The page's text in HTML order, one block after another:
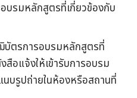
บรมหลักสูตรที่เกี่ยวข้องกับ
บัตรการอบรมหลักสูตรที่
สือแจ้งให้เข้ารับการอบรม
นบรูปถ่ายในห้องหรือสถานที่